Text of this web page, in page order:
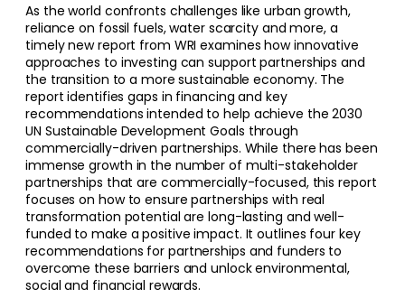
As the world confronts challenges like urban growth,
reliance on fossil fuels, water scarcity and more, a
timely new report from WRI examines how innovative
approaches to investing can support partnerships and
the transition to a more sustainable economy. The
report identifies gaps in financing and key
recommendations intended to help achieve the 2030
UN Sustainable Development Goals through
commercially-driven partnerships. While there has been
immense growth in the number of multi-stakeholder
partnerships that are commercially-focused, this report
focuses on how to ensure partnerships with real
transformation potential are long-lasting and well-
funded to make a positive impact. It outlines four key
recommendations for partnerships and funders to
overcome these barriers and unlock environmental,
social and financial rewards.